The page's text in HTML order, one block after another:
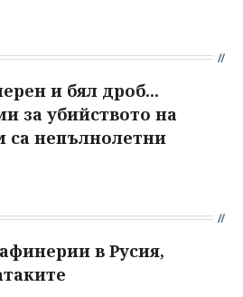
и бял дроб...
за убийството на
непълнолетни
в Русия,